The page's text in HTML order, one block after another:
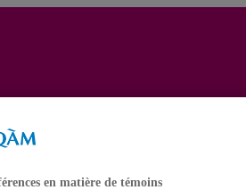
en matière de témoins